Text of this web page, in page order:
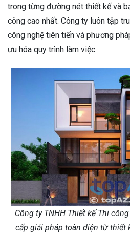
trong từng đường nét thiết kế và
công cao nhất. Công ty luôn tập
công nghệ tiên tiến và phương
ưu hóa quy trình làm việc.
Công ty TNHH Thiết kế Thi
cấp giải pháp toàn diện từ thiết